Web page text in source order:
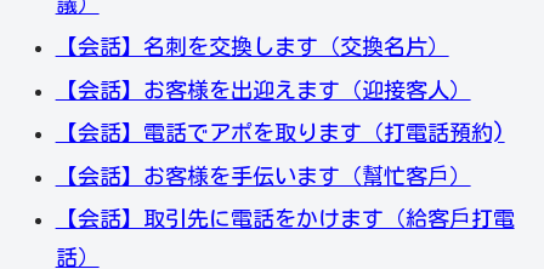
【会話】名刺を交換します（交換名片）
【会話】お客様を出迎えます（迎接客人）
【会話】電話でアポを取ります（打電話預約)
【会話】お客様を手伝います（幫忙客戶）
【会話】取引先に電話をかけます（給客戶打電
話）